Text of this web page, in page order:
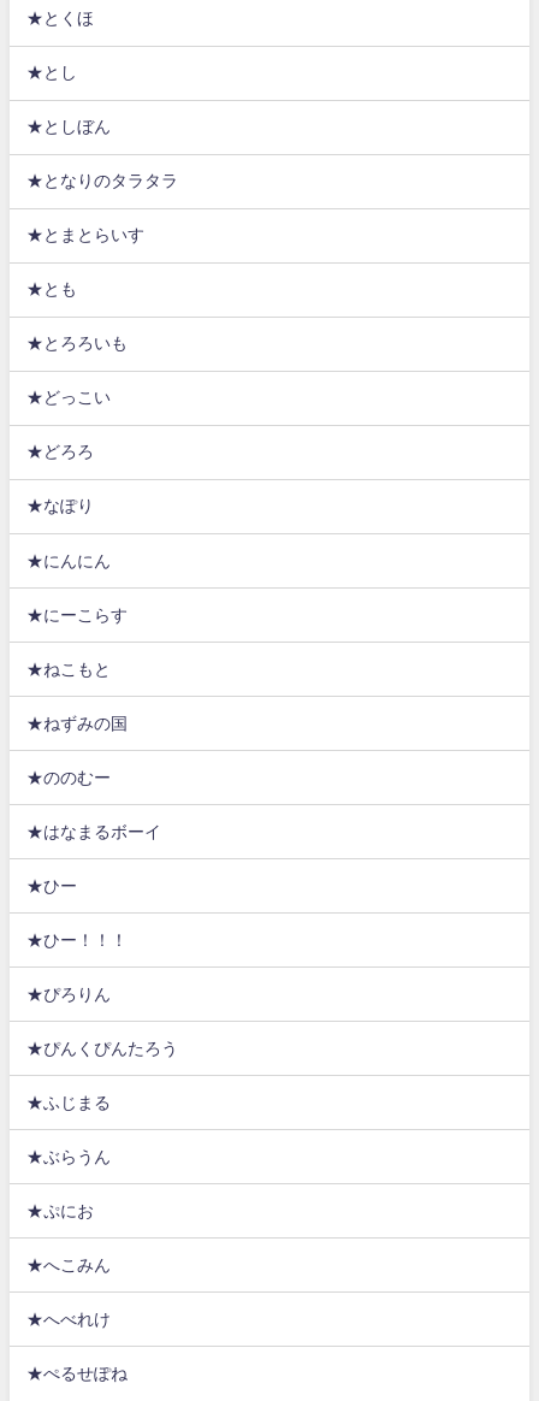
★とくほ
★とし
★としぼん
★となりのタラタラ
★とまとらいす
★とも
★とろろいも
★どっこい
★どろろ
★なぽり
★にんにん
★にーこらす
★ねこもと
★ねずみの国
★ののむー
★はなまるボーイ
★ひー
★ひー！！！
★ぴろりん
★ぴんくぴんたろう
★ふじまる
★ぶらうん
★ぷにお
★へこみん
★へべれけ
★ぺるせぽね